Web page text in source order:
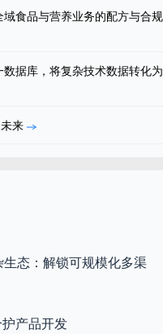
食品与营养业务的配方与合规
据库，将复杂技术数据转化为
来
态：解锁可规模化多渠
产品开发